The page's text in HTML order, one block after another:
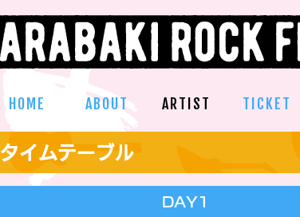
HOME ABOUT ARTIST TICKET
タイムテーブル
DAY1